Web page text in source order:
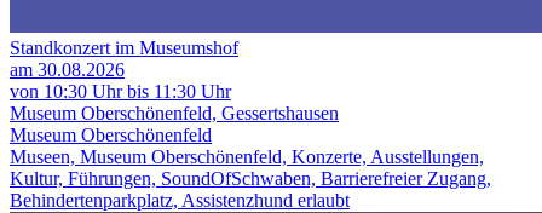
Standkonzert im Museumshof
am 30.08.2026
von 10:30 Uhr bis 11:30 Uhr
Museum Oberschönenfeld, Gessertshausen
Museum Oberschönenfeld
Museen, Museum Oberschönenfeld, Konzerte, Ausstellungen,
Kultur, Führungen, SoundOfSchwaben, Barrierefreier Zugang,
Behindertenparkplatz, Assistenzhund erlaubt